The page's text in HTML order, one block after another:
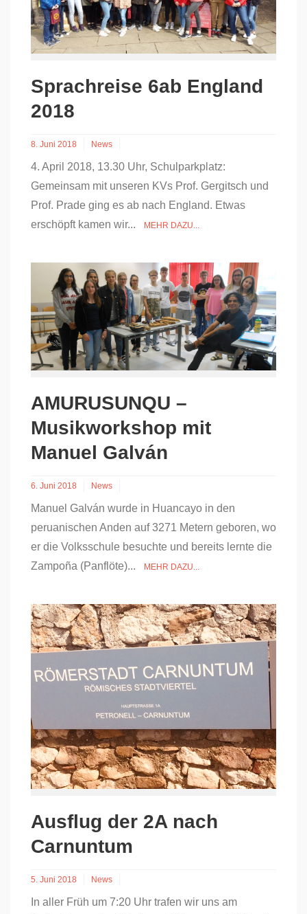
Sprachreise 6ab England
2018
8. Juni 2018 News
4. April 2018, 13.30 Uhr, Schulparkplatz:
Gemeinsam mit unseren KVs Prof. Gergitsch und
Prof. Prade ging es ab nach England. Etwas
erschöpft kamen wir...
MEHR DAZU...
AMURUSUNQU –
Musikworkshop mit
Manuel Galván
6. Juni 2018 News
Manuel Galván wurde in Huancayo in den
peruanischen Anden auf 3271 Metern geboren, wo
er die Volksschule besuchte und bereits lernte die
Zampoña (Panflöte)...
MEHR DAZU...
Ausflug der 2A nach
Carnuntum
5. Juni 2018 News
In aller Früh um 7:20 Uhr trafen wir uns am